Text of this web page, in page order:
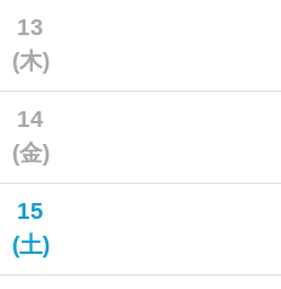
13
(木)
14
(金)
15
(土)